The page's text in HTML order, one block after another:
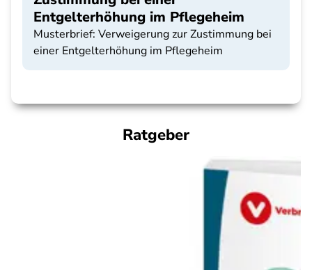
Entgelterhöhung im Pflegeheim
Musterbrief: Verweigerung zur Zustimmung bei
einer Entgelterhöhung im Pflegeheim
Ratgeber